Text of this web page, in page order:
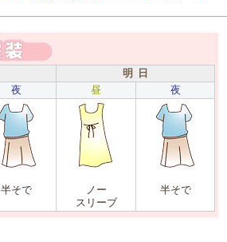
明 日
夜 昼 夜
半そで
ノー
スリーブ
半そで